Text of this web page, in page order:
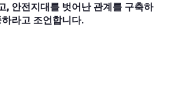
, 안전지대를 벗어난 관계를 구축하
라고 조언합니다.